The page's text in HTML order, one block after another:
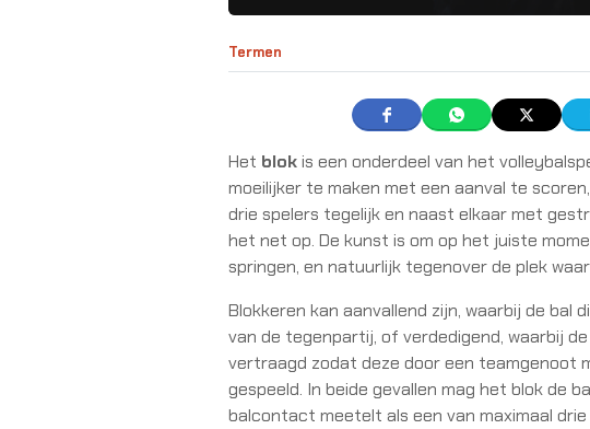
Termen
Het blokis een onderdeel van het
moeilijker te maken met een aanval te
drie spelers tegelijk en naast elkaar met
het net op. De kunst is om op het juiste
springen, en natuurlijk tegenover de plek
Blokkeren kan aanvallend zijn, waarbij de
van de tegenpartij, of verdedigend, waarbij
vertraagd zodat deze door een teamgenoot
gespeeld. In beide gevallen mag het blok de
balcontact meetelt als een van maximaal